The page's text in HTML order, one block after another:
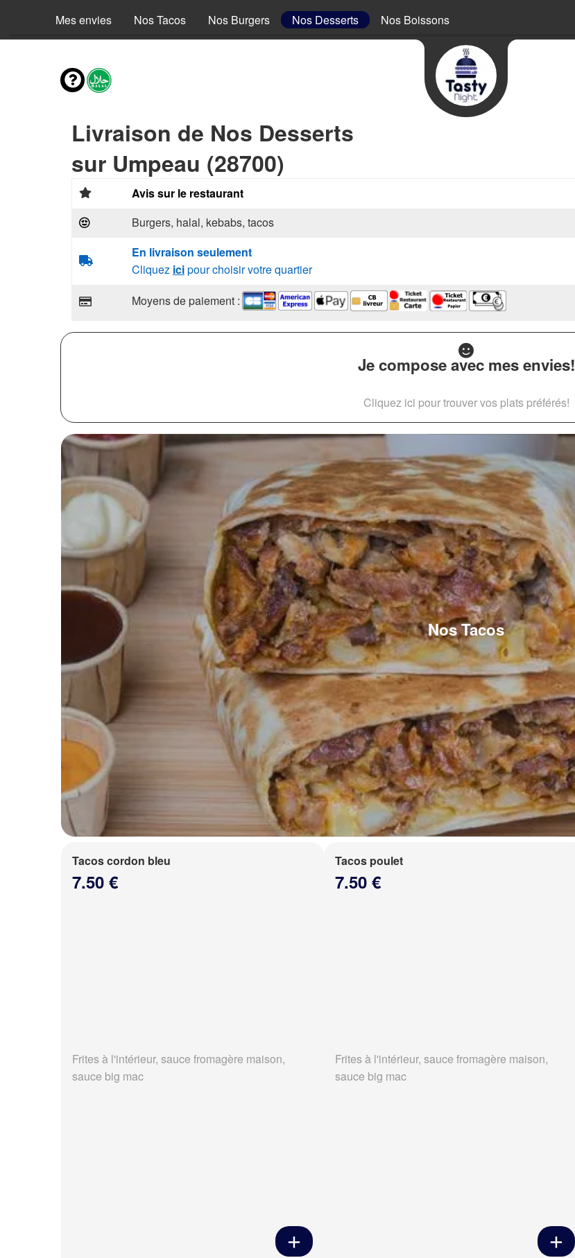
Mes envies Nos Tacos Nos Burgers Nos Desserts Nos Boissons
Livraison de Nos Desserts
sur Umpeau (28700)
Avis sur le restaurant
Burgers, halal, kebabs, tacos
En livraison seulement
Cliquez icipour choisir votre quartier
Moyens de paiement :
Je compose avec mes envies!
Cliquez ici pour trouver vos plats préférés!
Nos Tacos
Tacos cordon bleu
7.50 €
Frites à l'intérieur, sauce fromagère maison,
sauce big mac
Tacos poulet
7.50 €
Frites à l'intérieur, sauce fromagère maison,
sauce big mac